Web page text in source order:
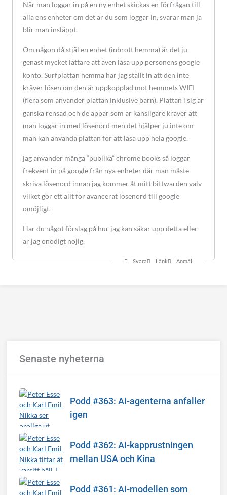
När man loggar in på en ny enhet skickas en förfrågan till
alla ens enheter om det är du som loggar in, svarar man ja
blir man insläppt.
Om någon då stjäl en enhet (inbrott hemma) är det ju
genast mycket lättare att även låsa upp personens google
konto. Surfplattan hemma har jag ställt in att den inte
kräver lösen om den är uppkopplad mot hemmets WIFI
(flera som använder plattan inklusive barn). Plattan i sig är
ganska rensad och de appar som är känsligare kräver att
man loggar in med lösenord men det hjälper ju inte om
man kan använda plattan för att låsa upp hela google.
jag använder många “publika” chrome books så loggar
frekvent in på google från nya enheter där man måste
skriva lösenord innan jag kommer åt mitt bittwarden valv
vilket gör ett allt för avancerat lösenord till google
omöjligt.
Har du något förslag på hur jag kan säkar upp detta eller
är jag onödigt nojig.
Svara Länk Anmäl
Senaste nyheterna
Podd #363: Ai-agenterna anfaller
igen
Podd #362: Ai-kapprustningen
mellan USA och Kina
Podd #361: Ai-modellen som